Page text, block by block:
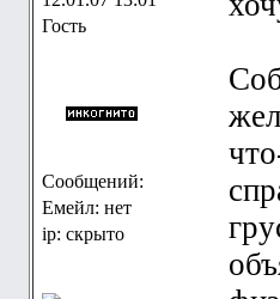
Гость
Сообщений:
Емейл: нет
ip: скрыто